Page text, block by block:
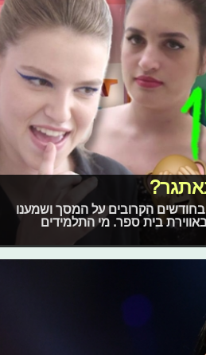
הקרובים על המסך ושמענו
בית ספר. מי התלמידים